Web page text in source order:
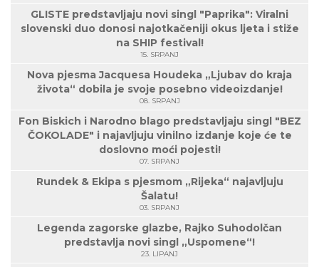
GLISTE predstavljaju novi singl "Paprika": Viralni
slovenski duo donosi najotkačeniji okus ljeta i stiže
na SHIP festival!
15. SRPANJ
Nova pjesma Jacquesa Houdeka „Ljubav do kraja
života“ dobila je svoje posebno videoizdanje!
08. SRPANJ
Fon Biskich i Narodno blago predstavljaju singl "BEZ
ČOKOLADE" i najavljuju vinilno izdanje koje će te
doslovno moći pojesti!
07. SRPANJ
Rundek & Ekipa s pjesmom „Rijeka“ najavljuju
Šalatu!
03. SRPANJ
Legenda zagorske glazbe, Rajko Suhodolčan
predstavlja novi singl „Uspomene“!
23. LIPANJ